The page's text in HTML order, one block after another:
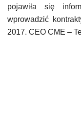
pojawiła się
wprowadzić
2017. CEO CME –